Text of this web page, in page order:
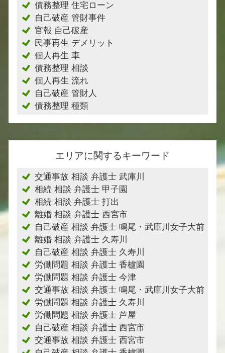
債務整理 住宅ローン
自己破産 管財事件
官報 自己破産
民事再生 デメリット
個人再生 車
債務整理 相談
個人再生 流れ
自己破産 管財人
債務整理 種類
エリアに関するキーワード
交通事故 相談 弁護士 武庫川
相続 相談 弁護士 甲子園
相続 相談 弁護士 打出
離婚 相談 弁護士 西宮市
自己破産 相談 弁護士 鳴尾・武庫川女子大前
離婚 相談 弁護士 久寿川
自己破産 相談 弁護士 久寿川
労働問題 相談 弁護士 香櫨園
労働問題 相談 弁護士 今津
交通事故 相談 弁護士 鳴尾・武庫川女子大前
労働問題 相談 弁護士 久寿川
労働問題 相談 弁護士 芦屋
自己破産 相談 弁護士 西宮市
交通事故 相談 弁護士 西宮市